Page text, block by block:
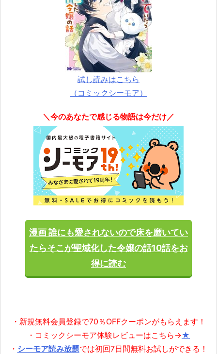
試し読みはこちら
（コミックシーモア）
＼今のあなたで感じる物語は今だけ／
漫画 誰にも愛されないので床を磨いてい
たらそこが聖域化した令嬢の話10話をお
得に読む
・新規無料会員登録で70％OFFクーポンがもらえます！
・コミックシーモア体験レビューはこちら→★
・ シーモア読み放題では初回7日間無料お試しができる！